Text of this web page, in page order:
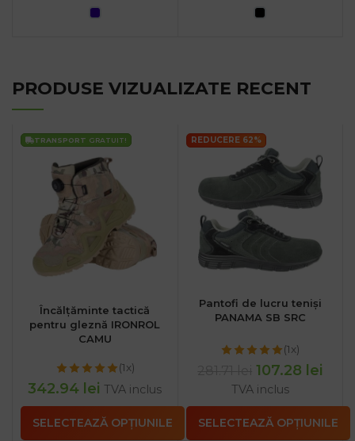
PRODUSE VIZUALIZATE RECENT
TRANSPORT GRATUIT!
Încălțăminte tactică
pentru gleznă IRONROL
CAMU
(1x)
342.94 lei TVA inclus
SELECTEAZĂ OPȚIUNILE
REDUCERE 62%
Pantofi de lucru teniși
PANAMA SB SRC
(1x)
107.28 lei
TVA inclus
SELECTEAZĂ OPȚIUNILE